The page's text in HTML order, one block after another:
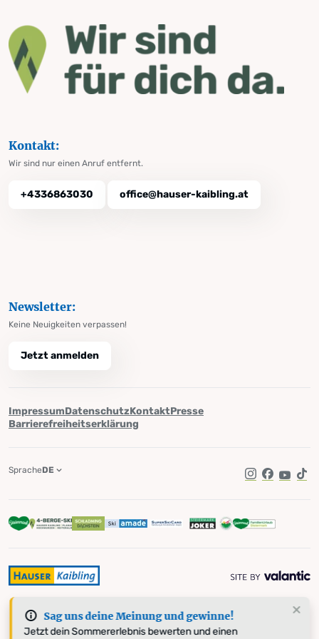
Sag uns deine Meinung und gewinne!
Jetzt dein Sommererlebnis bewerten und einen
Kontakt:
Wir sind nur einen Anruf entfernt.
+4336863030 office@hauser-kaibling.at
Newsletter:
Keine Neuigkeiten verpassen!
Jetzt anmelden
ImpressumDatenschutzKontaktPresse
Barrierefreiheitserklärung
Instagram
Facebook
SpracheDE